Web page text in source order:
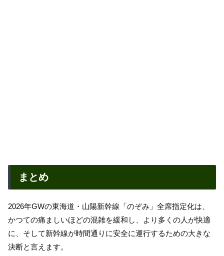
まとめ
2026年GWの東海道・山陽新幹線「のぞみ」全席指定化は、
かつての痛ましいほどの混雑を緩和し、より多くの人が快適
に、そして新幹線が時間通りに安全に運行するための大きな
決断と言えます。